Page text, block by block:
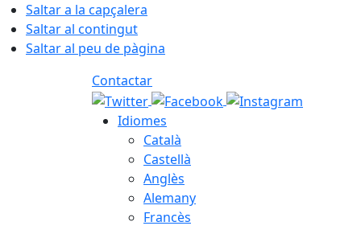
Saltar a la capçalera
Saltar al contingut
Saltar al peu de pàgina
Contactar
Idiomes
Català
Castellà
Anglès
Alemany
Francès